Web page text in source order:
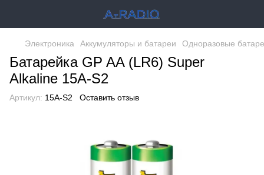
Электроника Аккумуляторы и батареи Одноразовые
Батарейка GP AA (LR6) Super
Alkaline 15A-S2
Артикул: 15A-S2 Оставить отзыв